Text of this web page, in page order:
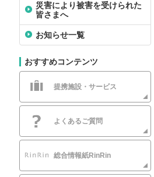
災害により被害を受けられた
皆さまへ
お知らせ一覧
おすすめコンテンツ
提携施設・サービス
よくあるご質問
総合情報紙RinRin